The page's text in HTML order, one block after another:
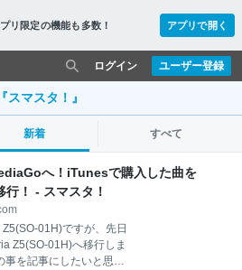
リ限定の機能も多数！ アプリで開く
ユーザー登録
ログイン
『スマスタ！』
新着 すべて
へ！iTunesで購入した曲を
！ - スマスタ！
01H)ですが、先日
Z5(SO-01H)へ移行しま
事を記事にしたいと思い